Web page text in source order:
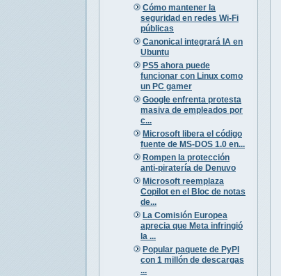
Cómo mantener la
seguridad en redes Wi-Fi
públicas
Canonical integrará IA en
Ubuntu
PS5 ahora puede
funcionar con Linux como
un PC gamer
Google enfrenta protesta
masiva de empleados por
c...
Microsoft libera el código
fuente de MS-DOS 1.0 en...
Rompen la protección
anti-piratería de Denuvo
Microsoft reemplaza
Copilot en el Bloc de notas
de...
La Comisión Europea
aprecia que Meta infringió
la ...
Popular paquete de PyPI
con 1 millón de descargas
...